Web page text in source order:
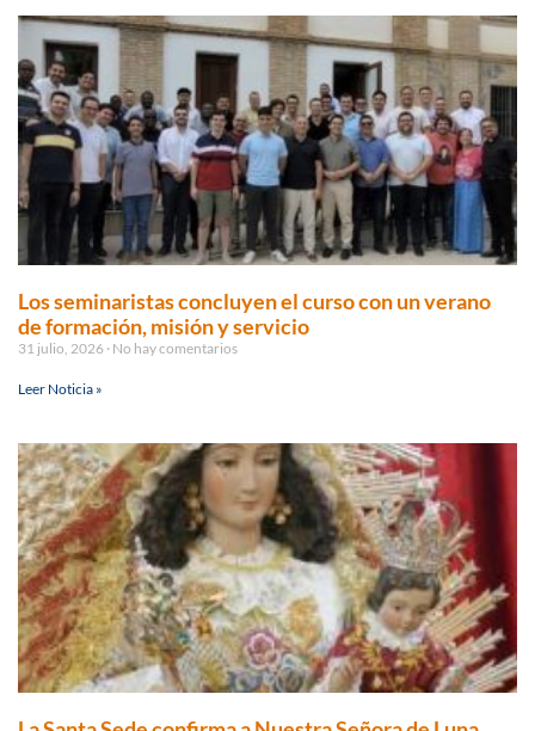
Los seminaristas concluyen el curso con un verano
de formación, misión y servicio
31 julio, 2026 No hay comentarios
Leer Noticia »